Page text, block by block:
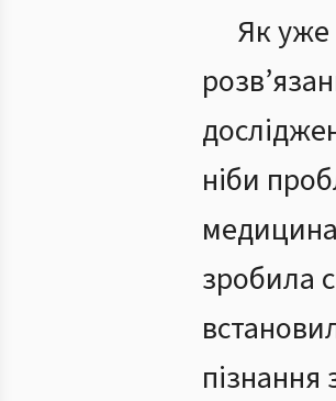
Як уже
ніби
зробила